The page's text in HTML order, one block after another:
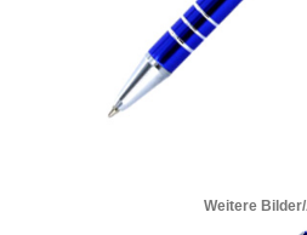
Weitere